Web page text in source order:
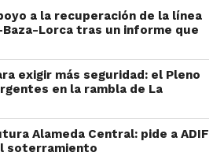
a la recuperación de la línea
Lorca tras un informe que
exigir más seguridad: el Pleno
en la rambla de La
Alameda Central: pide a ADIF
soterramiento